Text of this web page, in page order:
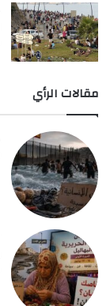
مقالات الرأي